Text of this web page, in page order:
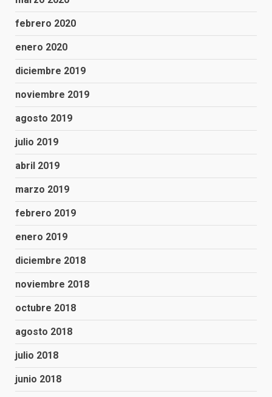
febrero 2020
enero 2020
diciembre 2019
noviembre 2019
agosto 2019
julio 2019
abril 2019
marzo 2019
febrero 2019
enero 2019
diciembre 2018
noviembre 2018
octubre 2018
agosto 2018
julio 2018
junio 2018